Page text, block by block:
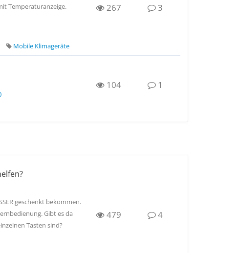
Temperaturanzeige.
Mobile Klimageräte
267 3
104 1
geschenkt bekommen.
Gibt es da
Tasten sind?
479 4